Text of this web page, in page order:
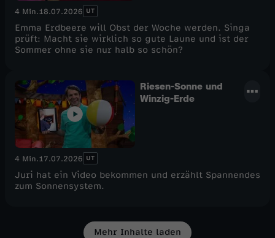
4 Min.18.07.2026 UT
Emma Erdbeere will Obst der Woche werden. Singa
prüft: Macht sie wirklich so gute Laune und ist der
Sommer ohne sie nur halb so schön?
Riesen-Sonne und
Winzig-Erde
4 Min.17.07.2026 UT
Juri hat ein Video bekommen und erzählt Spannendes
zum Sonnensystem.
Mehr Inhalte laden